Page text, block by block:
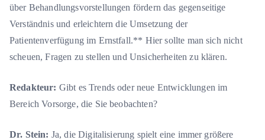
über Behandlungsvorstellungen fördern das gegenseitige
Verständnis und erleichtern die Umsetzung der
Patientenverfügung im Ernstfall.** Hier sollte man sich nicht
scheuen, Fragen zu stellen und Unsicherheiten zu klären.
Redakteur: Gibt es Trends oder neue Entwicklungen im
Bereich Vorsorge, die Sie beobachten?
Dr. Stein: Ja, die Digitalisierung spielt eine immer größere